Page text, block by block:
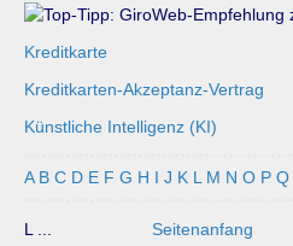
Kreditkarte
Kreditkarten-Akzeptanz-Vertrag
Künstliche Intelligenz (KI)
A B C D E F G H I J K L M N O P Q
L ... Seitenanfang